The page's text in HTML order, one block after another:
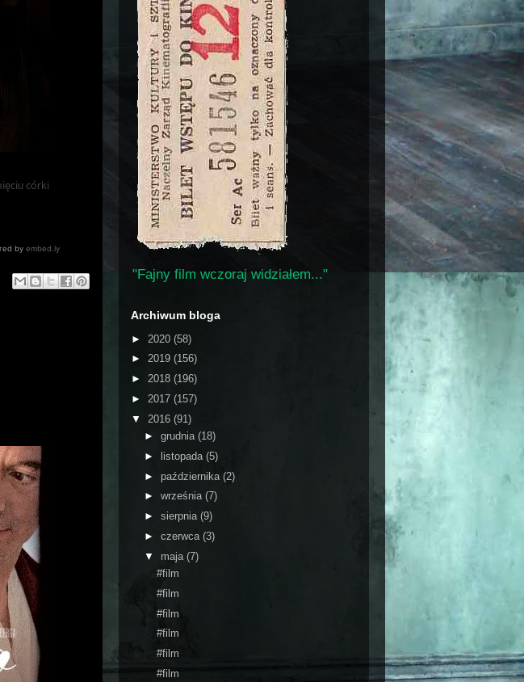
"Fajny film wczoraj widziałem..."
Archiwum bloga
► 2020 (58)
► 2019 (156)
► 2018 (196)
► 2017 (157)
▼ 2016 (91)
► grudnia (18)
►
listopada (5)
► października (2)
► września (7)
► sierpnia (9)
► czerwca (3)
▼ maja (7)
#film
#film
#film
#film
#film
#film